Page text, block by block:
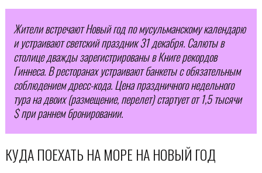
Жители встречают Новый год по мусульманскому календарю
и устраивают светский праздник 31 декабря. Салюты в
столице дважды зарегистрированы вКниге рекордов
Гиннеса. В ресторанах устраивают банкеты с обязательным
соблюдением дресс-кода. Цена праздничного недельного
тура на двоих (размещение, перелет) стартует от 1,5 тысячи
$ при раннем бронировании.
КУДА ПОЕХАТЬ НА МОРЕ НА НОВЫЙ ГОД